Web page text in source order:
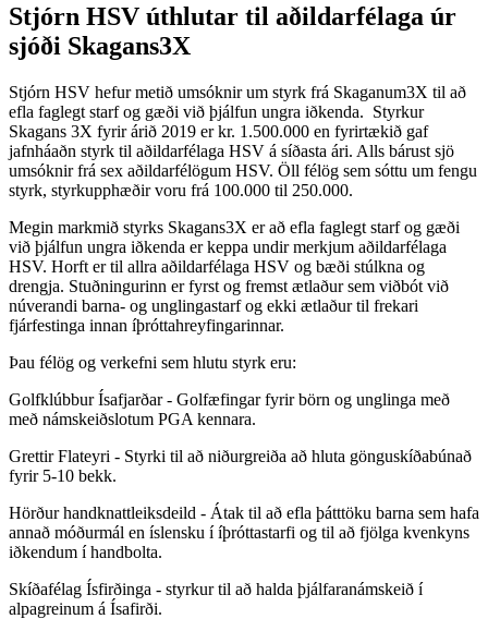
Stjórn HSV úthlutar til aðildarfélaga úr
sjóði Skagans3X
Stjórn HSV hefur metið umsóknir um styrk frá Skaganum3X til að
efla faglegt starf og gæði við þjálfun ungra iðkenda. Styrkur
Skagans 3X fyrir árið 2019 er kr. 1.500.000 en fyrirtækið gaf
jafnháaðn styrk til aðildarfélaga HSV á síðasta ári. Alls bárust sjö
umsóknir frá sex aðildarfélögum HSV. Öll félög sem sóttu um fengu
styrk, styrkupphæðir voru frá 100.000 til 250.000.
Megin markmið styrks Skagans3X er að efla faglegt starf og gæði
við þjálfun ungra iðkenda er keppa undir merkjum aðildarfélaga
HSV. Horft er til allra aðildarfélaga HSV og bæði stúlkna og
drengja. Stuðningurinn er fyrst og fremst ætlaður sem viðbót við
núverandi barna- og unglingastarf og ekki ætlaður til frekari
fjárfestinga innan íþróttahreyfingarinnar.
Þau félög og verkefni sem hlutu styrk eru:
Golfklúbbur Ísafjarðar - Golfæfingar fyrir börn og unglinga með
með námskeiðslotum PGA kennara.
Grettir Flateyri - Styrki til að niðurgreiða að hluta gönguskíðabúnað
fyrir 5-10 bekk.
Hörður handknattleiksdeild - Átak til að efla þátttöku barna sem hafa
annað móðurmál en íslensku í íþróttastarfi og til að fjölga kvenkyns
iðkendum í handbolta.
Skíðafélag Ísfirðinga - styrkur til að halda þjálfaranámskeið í
alpagreinum á Ísafirði.